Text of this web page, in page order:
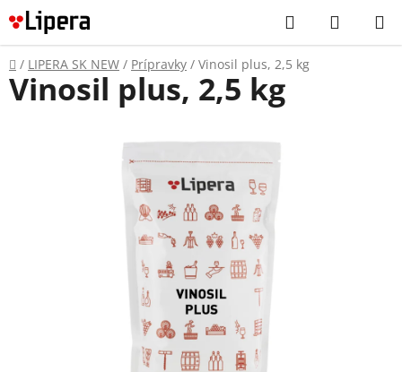
Prejsť
na
obsah
Hľadať
KOŠÍK
Domov
/ LIPERA SK NEW / Prípravky / Vinosil plus, 2,5 kg
Vinosil plus, 2,5 kg